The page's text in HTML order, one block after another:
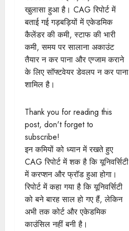
खुलासा हुआ है। CAG रिपोर्ट में
बताई गई गड़बड़ियों में एकेडमिक
कैलेंडर की कमी, स्टाफ की भारी
कमी, समय पर सालाना अकाउंट
तैयार न कर पाना और एग्जाम कराने
के लिए सॉफ्टवेयर डेवलप न कर पाना
शामिल है।
Thank you for reading this
post, don't forget to
subscribe!
इन कमियों को ध्यान में रखते हुए
CAG रिपोर्ट में शक है कि यूनिवर्सिटी
में करप्शन और फ्रॉड हुआ होगा।
रिपोर्ट में कहा गया है कि यूनिवर्सिटी
को बने बारह साल हो गए हैं, लेकिन
अभी तक कोर्ट और एकेडमिक
काउंसिल नहीं बनी है।